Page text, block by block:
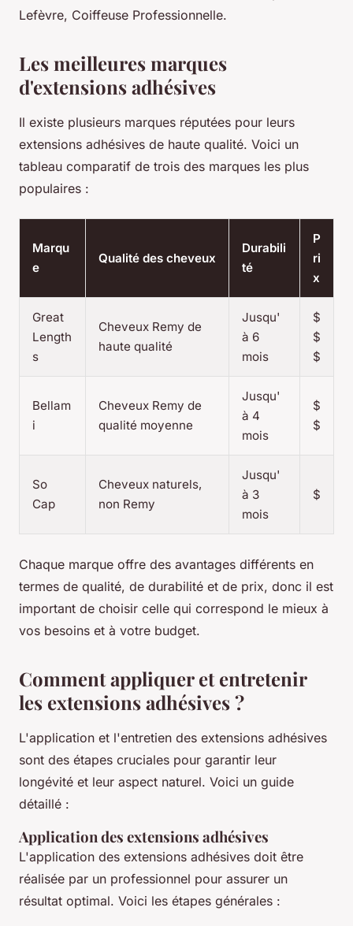
Lefèvre, Coiffeuse Professionnelle.
Les meilleures marques
d'extensions adhésives
Il existe plusieurs marques réputées pour leurs
extensions adhésives de haute qualité. Voici un
tableau comparatif de trois des marques les plus
populaires :
Marqu
e
Qualité des cheveux
Durabili
té
P
ri
x
Great
Length
s
Cheveux Remy de
haute qualité
Jusqu'
à 6
mois
$
$
$
Bellam
i
Cheveux Remy de
qualité moyenne
Jusqu'
à 4
mois
$
$
So
Cap
Cheveux naturels,
non Remy
Jusqu'
à 3
mois
$
Chaque marque offre des avantages différents en
termes de qualité, de durabilité et de prix, donc il est
important de choisir celle qui correspond le mieux à
vos besoins et à votre budget.
Comment appliquer et entretenir
les extensions adhésives ?
L'application et l'entretien des extensions adhésives
sont des étapes cruciales pour garantir leur
longévité et leur aspect naturel. Voici un guide
détaillé :
Application des extensions adhésives
L'application des extensions adhésives doit être
réalisée par un professionnel pour assurer un
résultat optimal. Voici les étapes générales :